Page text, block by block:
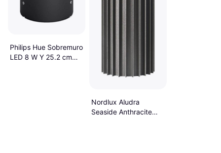
Philips Hue Sobremuro
LED 8 W Y 25.2 cm
Nordlux Aludra
Seaside Anthracite